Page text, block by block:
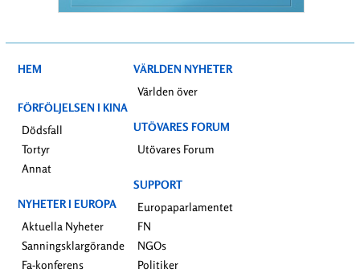
HEM
FÖRFÖLJELSEN I KINA
Dödsfall
Tortyr
Annat
NYHETER I EUROPA
Aktuella Nyheter
Sanningsklargörande
Fa-konferens
VÄRLDEN NYHETER
Världen över
UTÖVARES FORUM
Utövares Forum
SUPPORT
Europaparlamentet
FN
NGOs
Politiker